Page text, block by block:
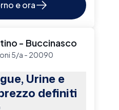
e ora
- Buccinasco
5/a - 20090
Urine e
definiti